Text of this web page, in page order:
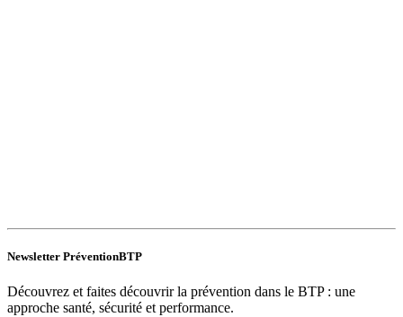
Newsletter PréventionBTP
Découvrez et faites découvrir la prévention dans le BTP : une
approche santé, sécurité et performance.